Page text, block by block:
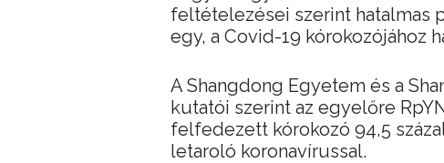
feltételezései szerint hatalmas
egy, a Covid-19 kórokozójához
A Shangdong Egyetem és a
kutatói szerint az egyelőre
felfedezett kórokozó 94,5
letaroló koronavírussal.